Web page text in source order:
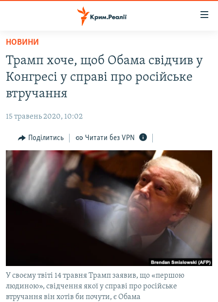
Перейти
основного
матеріалу
до
основної
навігації
Перейти
до
пошуку
ВОДА.КРИМ
ВІДЕО ТА ФОТО
БЛОГИ
ПОГЛЯД
ІНТЕРВ'Ю
ВСЕ ЗА ДЕНЬ
СПЕЦПРОЕКТИ
ДЕПОРТАЦІЯ
ІНФОГРАФІКА
ЯК ОБІЙТИ БЛОКУВАННЯ
ДОЛУЧАЙСЯ!
НОВИНИ
Трамп хоче, щоб Обама свідчив у
Конгресі у справі про російське
втручання
15 травень 2020, 10:02
Поділитись Читати без VPN
У своєму твіті 14 травня Трамп заявив, що «першою
людиною», свідчення якої у справі про російське
втручання він хотів би почути, є Обама